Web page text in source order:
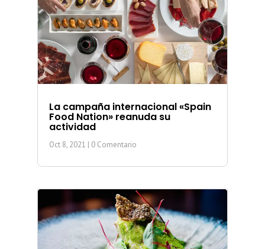
La campaña internacional «Spain
Food Nation» reanuda su
actividad
Oct 8, 2021 | 0 Comentario